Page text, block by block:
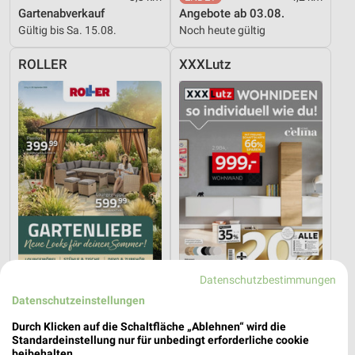
Gartenabverkauf
Gültig bis Sa. 15.08.
Angebote ab 03.08.
Noch heute gültig
ROLLER
7,2 km
Gültig bis Sa. 26.09.
XXXLutz
Gültig bis Fr. 14.08.
Datenschutzbestimmungen
Datenschutzeinstellungen
Durch Klicken auf die Schaltfläche „Ablehnen“ wird die
Standardeinstellung nur für unbedingt erforderliche cookie